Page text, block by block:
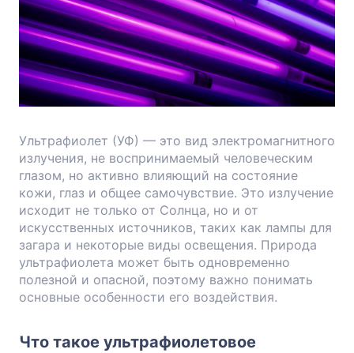
Ультрафиолет (УФ) — это вид электромагнитного
излучения, не воспринимаемый человеческим
глазом, но активно влияющий на состояние
кожи, глаз и общее самочувствие. Это излучение
исходит не только от Солнца, но и от
искусственных источников, таких как лампы для
загара и некоторые виды освещения. Природа
ультрафиолета может быть одновременно
полезной и опасной, поэтому важно понимать
основные особенности его воздействия.
Что такое ультрафиолетовое